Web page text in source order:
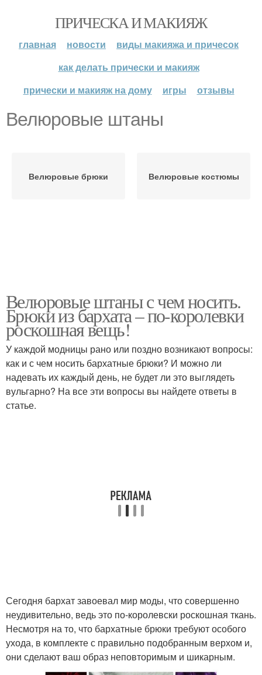
ПРИЧЕСКА И МАКИЯЖ
главная новости
виды макияжа и причесок
как делать прически и макияж
прически и макияж на дому
игры отзывы
Велюровые штаны
Велюровые брюки Велюровые костюмы
Велюровые штаны с чем носить.
Брюки из бархата – по-королевки
роскошная вещь!
У каждой модницы рано или поздно возникают вопросы:
как и с чем носить бархатные брюки? И можно ли
надевать их каждый день, не будет ли это выглядеть
вульгарно? На все эти вопросы вы найдете ответы в
статье.
Сегодня бархат завоевал мир моды, что совершенно
неудивительно, ведь это по-королевски роскошная ткань.
Несмотря на то, что бархатные брюки требуют особого
ухода, в комплекте с правильно подобранным верхом и,
они сделают ваш образ неповторимым и шикарным.